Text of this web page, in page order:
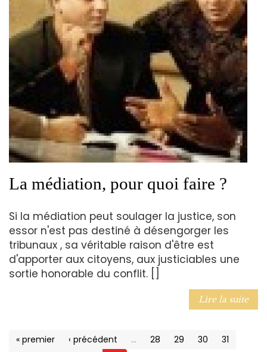
La médiation, pour quoi faire ?
Si la médiation peut soulager la justice, son
essor n'est pas destiné à désengorger les
tribunaux , sa véritable raison d'être est
d'apporter aux citoyens, aux justiciables une
sortie honorable du conflit. []
Lire la suite
« premier ‹ précédent … 28 29 30
31